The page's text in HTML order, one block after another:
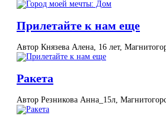
Прилетайте к нам еще
Автор Князева Алена, 16 лет,
Ракета
Автор Резникова Анна_15л,